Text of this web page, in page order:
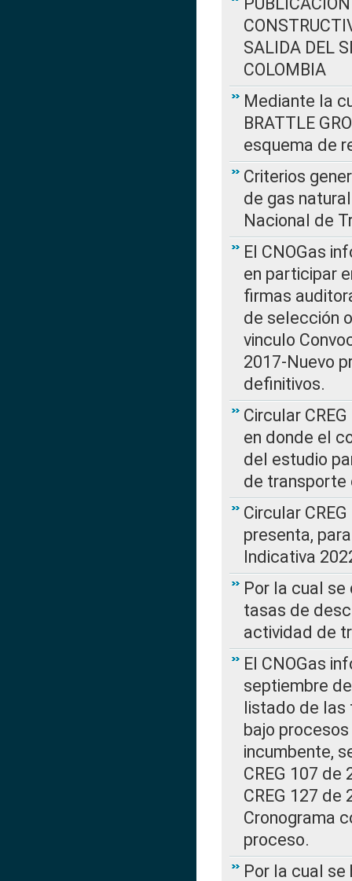
SALIDA DEL
COLOMBIA
Mediante la
BRATTLE
esquema de
Criterios
de gas
Nacional de
El CNOGas
en participar
firmas
de selección
vinculo
2017-Nuevo
definitivos.
Circular
en donde el
del estudio
de transporte
Circular
presenta,
Indicativa
Por la cual
tasas de
actividad de
El CNOGas
septiembre
listado de las
bajo
incumbente,
CREG 107
CREG 127 de
Cronograma
proceso.
Por la cual se